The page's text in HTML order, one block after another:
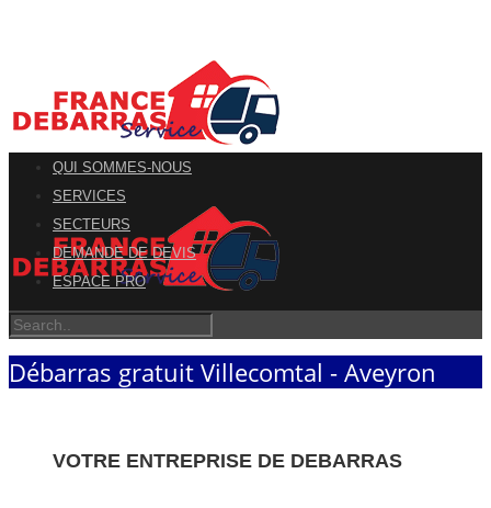
QUI SOMMES-NOUS
SERVICES
SECTEURS
DEMANDE DE DEVIS
ESPACE PRO
Débarras gratuit Villecomtal - Aveyron
VOTRE ENTREPRISE DE DEBARRAS